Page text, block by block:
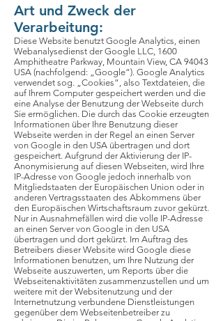
Art und Zweck der
Verarbeitung:
Diese Website benutzt Google Analytics, einen
Webanalysedienst der Google LLC, 1600
Amphitheatre Parkway, Mountain View, CA 94043
USA (nachfolgend: „Google“). Google Analytics
verwendet sog. „Cookies“, also Textdateien, die
auf Ihrem Computer gespeichert werden und die
eine Analyse der Benutzung der Webseite durch
Sie ermöglichen. Die durch das Cookie erzeugten
Informationen über Ihre Benutzung dieser
Webseite werden in der Regel an einen Server
von Google in den USA übertragen und dort
gespeichert. Aufgrund der Aktivierung der IP-
Anonymisierung auf diesen Webseiten, wird Ihre
IP-Adresse von Google jedoch innerhalb von
Mitgliedstaaten der Europäischen Union oder in
anderen Vertragsstaaten des Abkommens über
den Europäischen Wirtschaftsraum zuvor gekürzt.
Nur in Ausnahmefällen wird die volle IP-Adresse
an einen Server von Google in den USA
übertragen und dort gekürzt. Im Auftrag des
Betreibers dieser Website wird Google diese
Informationen benutzen, um Ihre Nutzung der
Webseite auszuwerten, um Reports über die
Webseitenaktivitäten zusammenzustellen und um
weitere mit der Websitenutzung und der
Internetnutzung verbundene Dienstleistungen
gegenüber dem Webseitenbetreiber zu